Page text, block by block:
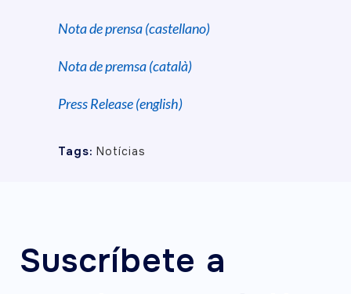
Nota de prensa (castellano)
Nota de premsa (català)
Press Release (english)
Tags: Notícias
Suscríbete a